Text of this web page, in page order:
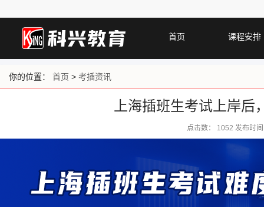
首页 课程安排
你的位置： 首页 > 考插资讯
上海插班生考试上岸
点击数： 1052 发布时